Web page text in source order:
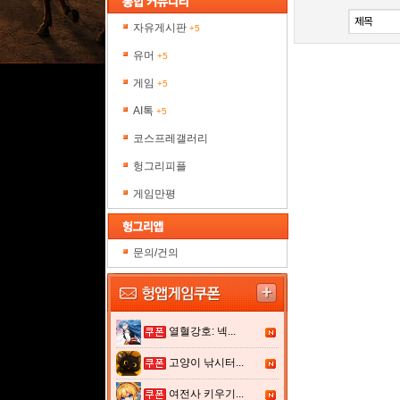
자유게시판 +5
유머 +5
게임 +5
AI톡 +5
코스프레갤러리
헝그리피플
게임만평
문의/건의
열혈강호: 넥...
고양이 낚시터...
여전사 키우기...